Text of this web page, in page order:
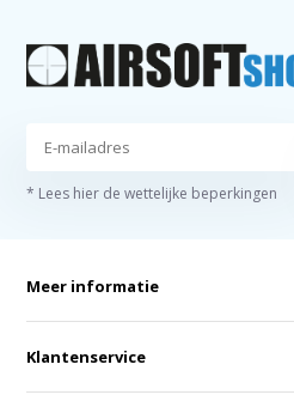
* Lees hier de wettelijke beperkingen
Meer informatie
Klantenservice